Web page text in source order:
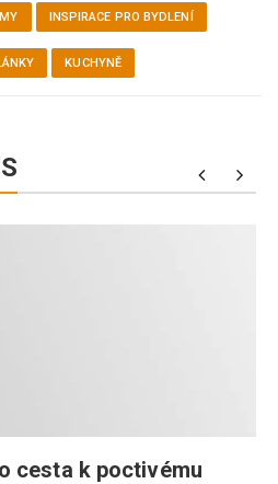
INSPIRACE PRO BYDLENÍ
KUCHYNĚ
cesta k poctivému